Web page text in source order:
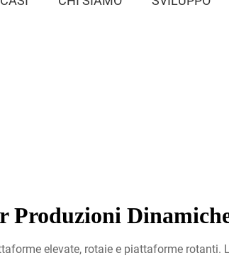
Produzioni
elevate, rotaie e piattaforme rotanti.